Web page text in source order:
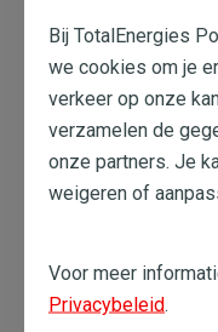
Verbruik
Heeft u een
terecht inMijn
verbruik
uw eindafrekening.
data geven
Digitale
afrekening
Bij TotalEnergies
we cookies om je
verkeer op onze
verzamelen de
onze partners. Je
weigeren of
Voor meer
Privacybeleid.